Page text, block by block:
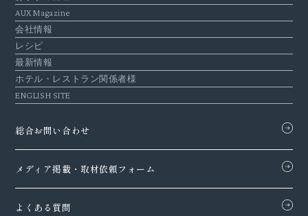
AUX Magazine
会社情報
レシピ
最新情報
ホテル・レストラン関係者様
ENGLISH SITE
総合お問い合わせ
メディア掲載・取材依頼フォーム
よくある質問